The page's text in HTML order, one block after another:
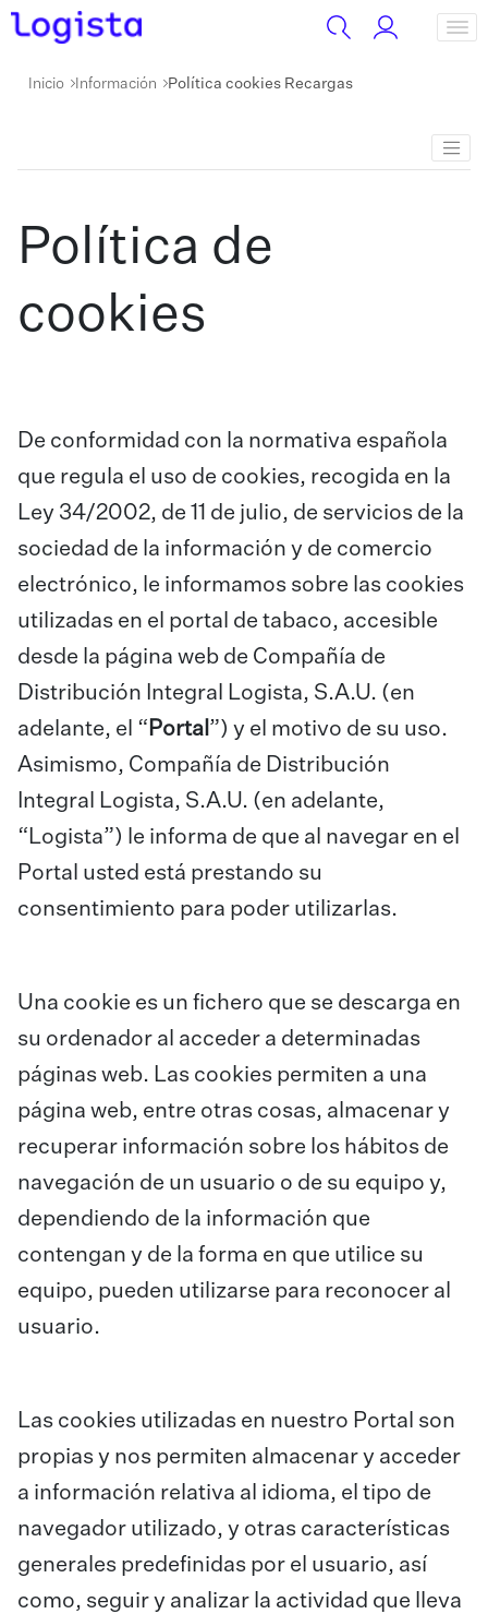
Inicio Información Política cookies Recargas
Política de
cookies
De conformidad con la normativa española
que regula el uso de cookies, recogida en la
Ley 34/2002, de 11 de julio, de servicios de la
sociedad de la información y de comercio
electrónico, le informamos sobre las cookies
utilizadas en el portal de tabaco, accesible
desde la página web de Compañía de
Distribución Integral Logista, S.A.U. (en
adelante, el “ Portal ”) y el motivo de su uso.
Asimismo, Compañía de Distribución
Integral Logista, S.A.U. (en adelante,
“Logista”) le informa de que al navegar en el
Portal usted está prestando su
consentimiento para poder utilizarlas.
Una cookie es un fichero que se descarga en
su ordenador al acceder a determinadas
páginas web. Las cookies permiten a una
página web, entre otras cosas, almacenar y
recuperar información sobre los hábitos de
navegación de un usuario o de su equipo y,
dependiendo de la información que
contengan y de la forma en que utilice su
equipo, pueden utilizarse para reconocer al
usuario.
Las cookies utilizadas en nuestro Portal son
propias y nos permiten almacenar y acceder
a información relativa al idioma, el tipo de
navegador utilizado, y otras características
generales predefinidas por el usuario, así
como, seguir y analizar la actividad que lleva